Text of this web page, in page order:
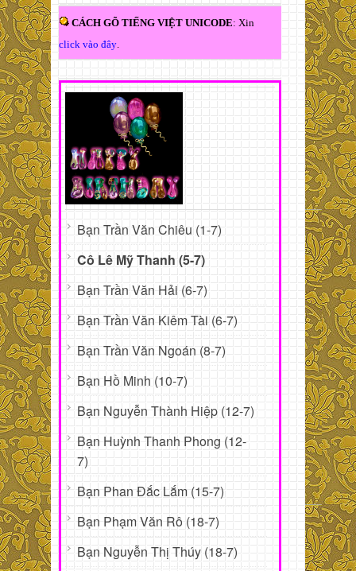
CÁCH GÕ TIẾNG VIỆT UNICODE: Xin
click vào đây
Bạn Trần Văn Chiêu (1-7)
Cô Lê Mỹ Thanh (5-7)
Bạn Trần Văn Hải (6-7)
Bạn Trần Văn Kiêm Tài (6-7)
Bạn Trần Văn Ngoán (8-7)
Bạn Hồ Minh (10-7)
Bạn Nguyễn Thành Hiệp (12-7)
Bạn Huỳnh Thanh Phong (12-
7)
Bạn Phan Đắc Lắm (15-7)
Bạn Phạm Văn Rô (18-7)
Bạn Nguyễn Thị Thúy (18-7)